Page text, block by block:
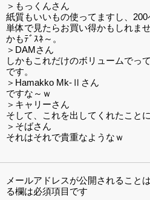
＞もっくんさん
紙質もいいもの使ってますし、200
単体で見たらお買い得かもしれま
かもﾃﾞｽﾈ～。
＞DAMさん
しかもこれだけのボリュームでっ
です。
＞Hamakko Mk-Ⅱさん
ですな～ｗ
＞キャリーさん
そして、これを出してくれたこと
＞そばさん
それはそれで貴重なようなｗ
メールアドレスが公開されること
る欄は必須項目です